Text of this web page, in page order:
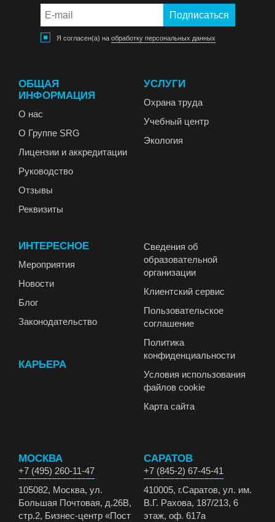
Я согласен(а) на обработку персональных данных
ОБЩАЯ
ИНФОРМАЦИЯ
О нас
О Группе SRG
Лицензии и аккредитации
Руководство
Отзывы
Реквизиты
УСЛУГИ
Охрана труда
Учебный центр
Экология
ИНТЕРЕСНОЕ
Мероприятия
Новости
Блог
Законодательство
КАРЬЕРА
Сведения об
образовательной
организации
Клиентский сервис
Пользовательское
соглашение
Политика
конфиденциальности
Условия использования
файлов cookie
Карта сайта
МОСКВА
+7 (495) 260-11-47
105082, Москва, ул.
Большая Почтовая, д.26В,
стр.2, Бизнес-центр «Пост
САРАТОВ
+7 (845-2) 67-45-41
410005, г.Саратов, ул. им.
В.Г. Рахова, 187/213, 6
этаж, оф. 617а